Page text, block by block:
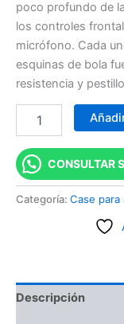
poco profundo de
los controles
micrófono. Cada
esquinas de bola
resistencia y
CONSULTAR
Categoría: Case para
Descripción